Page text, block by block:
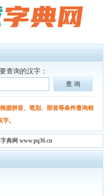
查询的汉字：
据拼音、笔划、部首等条件查询相
字。
典网 www.pq36.cn